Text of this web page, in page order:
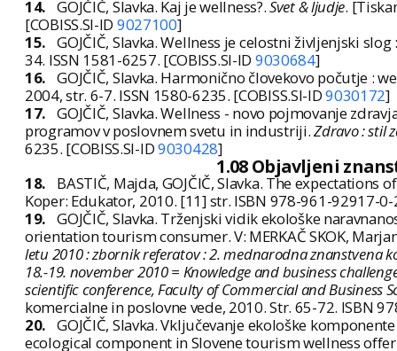
14. GOJČIČ, Slavka. Kaj je wellness?.Svet & ljudje.
[COBISS.SI-ID 9027100]
15. GOJČIČ, Slavka. Wellness je celostni življenjski
34. ISSN 1581-6257. [COBISS.SI-ID 9030684]
16. GOJČIČ, Slavka. Harmonično človekovo počutje :
2004, str. 6-7. ISSN 1580-6235. [COBISS.SI-ID9030172]
17. GOJČIČ, Slavka. Wellness - novo pojmovanje
programov v poslovnem svetu in industriji.Zdravo : stil
6235. [COBISS.SI-ID9030428]
1.08 Objavljeni
18.
BASTIČ, Majda, GOJČIČ, Slavka. The expectations
Koper: Edukator, 2010. [11] str. ISBN 978-961-92917-0-
19. GOJČIČ, Slavka. Trženjski vidik ekološke
orientation tourism consumer. V: MERKAČ SKOK,
letu 2010 : zbornik referatov : 2. mednarodna znanstvena
18.-19. november 2010 = Knowledge and business
scientific conference, Faculty of Commercial and Business
komercialne in poslovne vede, 2010. Str. 65-72. ISBN
20. GOJČIČ, Slavka. Vključevanje ekološke
ecological component in Slovene tourism wellness